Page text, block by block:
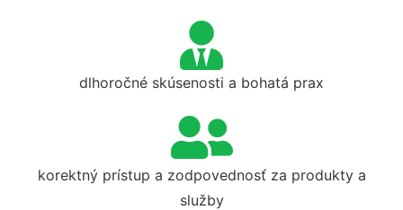
dlhoročné skúsenosti a bohatá prax
korektný prístup a zodpovednosť za produkty a
služby